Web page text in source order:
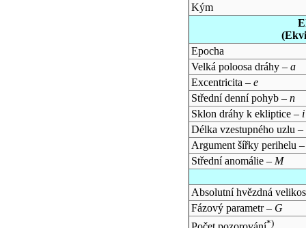
Kým
Epocha
Velká poloosa dráhy – a
Excentricita – e
Střední denní pohyb – n
Sklon dráhy k ekliptice – i
Délka vzestupného uzlu –
Argument šířky perihelu
Střední anomálie – M
Absolutní hvězdná
Fázový parametr – G
*)